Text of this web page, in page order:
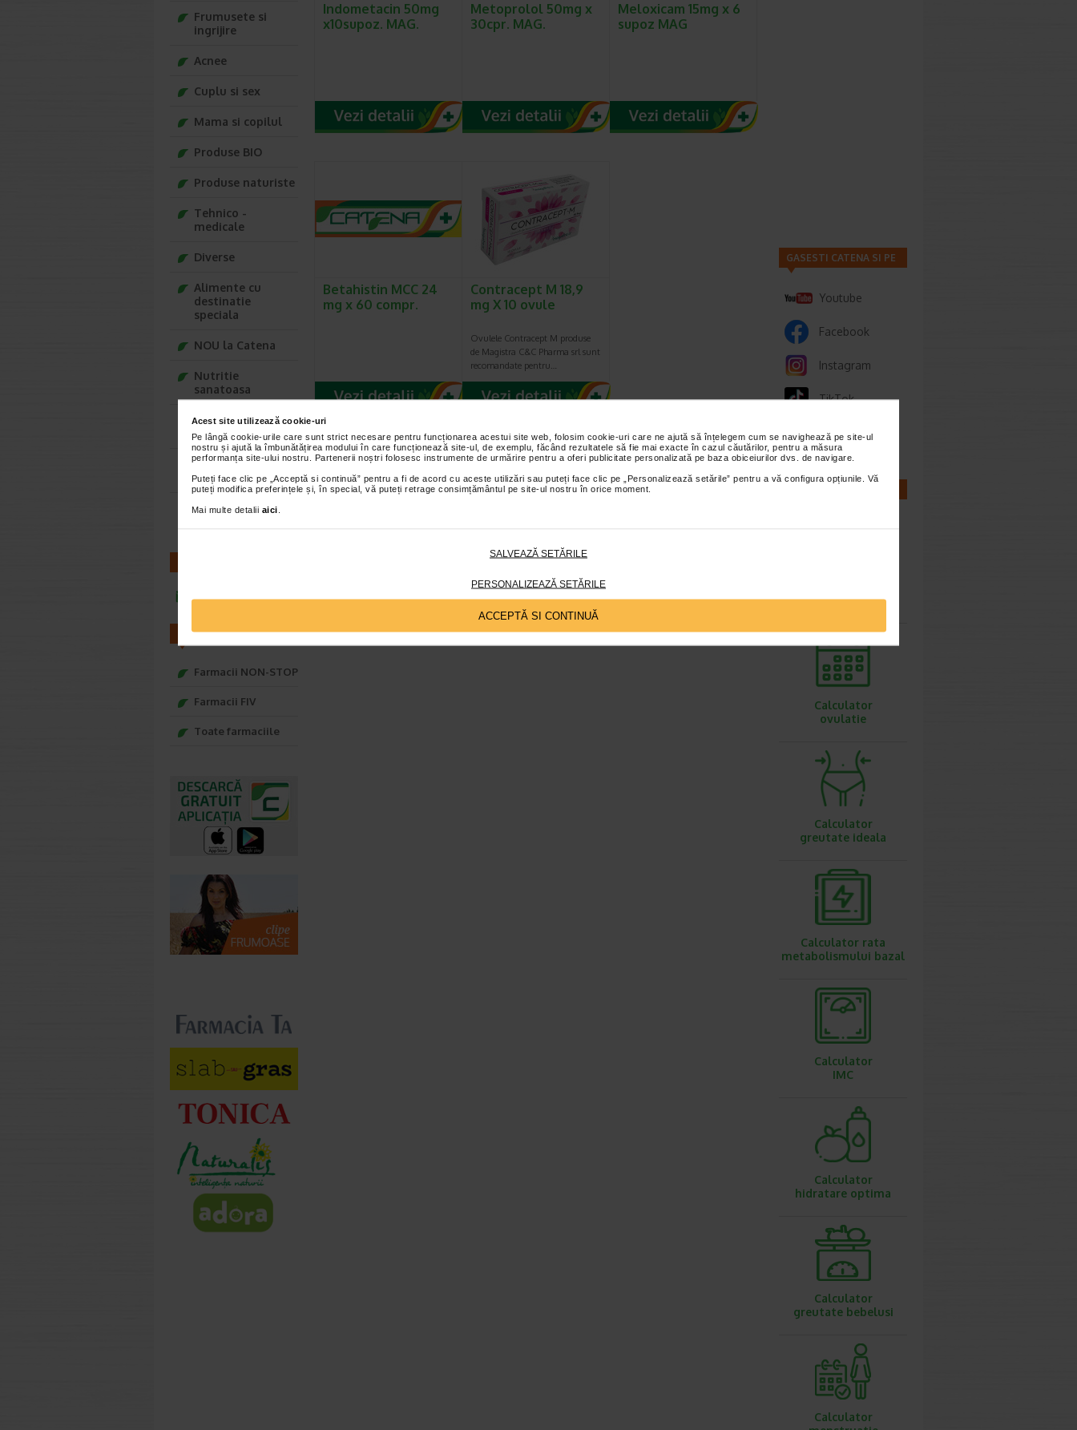
Acest site utilizează cookie-uri
Pe lângă cookie-urile care sunt strict necesare pentru funcționarea acestui site web, folosim cookie-uri care ne ajută să înțelegem cum se navighează pe site-ul
nostru și ajută la îmbunătățirea modului în care funcționează site-ul, de exemplu, făcând rezultatele să fie mai exacte în cazul căutărilor, pentru a măsura
performanța site-ului nostru. Partenerii noștri folosesc instrumente de urmărire pentru a oferi publicitate personalizată pe baza obiceiurilor dvs. de navigare.
Puteți face clic pe „Acceptă si continuă” pentru a fi de acord cu aceste utilizări sau puteți face clic pe „Personalizează setările” pentru a vă configura opțiunile. Vă
puteți modifica preferințele și, în special, vă puteți retrage consimțământul pe site-ul nostru în orice moment.
Mai multe detalii aici
SALVEAZĂ SETĂRILE
PERSONALIZEAZĂ SETĂRILE
ACCEPTĂ SI CONTINUĂ
Indometacin 50mg
x10supoz. MAG.
Metoprolol 50mg x
30cpr. MAG.
Meloxicam 15mg x 6
supoz MAG
Betahistin MCC 24
mg x 60 compr.
Contracept M 18,9
mg X 10 ovule
Ovulele Contracept M produse
de Magistra C&C Pharma srl sunt
recomandate pentru…
Frumusete si
ingrijire
Acnee
Cuplu si sex
Mama si copilul
Produse BIO
Produse naturiste
Tehnico -
medicale
Diverse
Alimente cu
destinatie
speciala
NOU la Catena
Nutritie
sanatoasa
Ce Oftapic ti se
potriveste
Adora – Adorabili
din prima clipa
Seturi cadou
infoline@catena.ro
FARMACII
Farmacii NON-STOP
Farmacii FIV
Toate farmaciile
GASESTI CATENA SI PE
Youtube
Facebook
Instagram
TikTok
Whatsapp
sarcina
Calculator
ovulatie
Calculator
greutate ideala
Calculator rata
metabolismului bazal
Calculator
IMC
Calculator
hidratare optima
Calculator
greutate bebelusi
Calculator